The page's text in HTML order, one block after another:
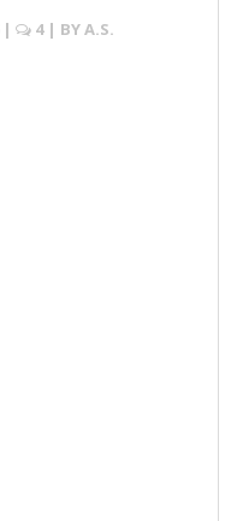
| 4 | BYA.S.